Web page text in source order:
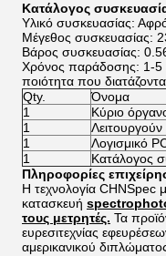
Κατάλογος
Υλικό συσκευασίας:
Μέγεθος συσκευασίας:
Βάρος συσκευασίας:
Χρόνος παράδοσης: 1-5
ποιότητα που
Qty.
Όνομα
1
Κύριο
1
Λειτουργούν
1
Λογισμικό
1
Κατάλογος
Πληροφορίες
Η τεχνολογία CHNSpec
κατασκευή
τους μετρητές. Τα
ευρεσιτεχνίας
αμερικανικού